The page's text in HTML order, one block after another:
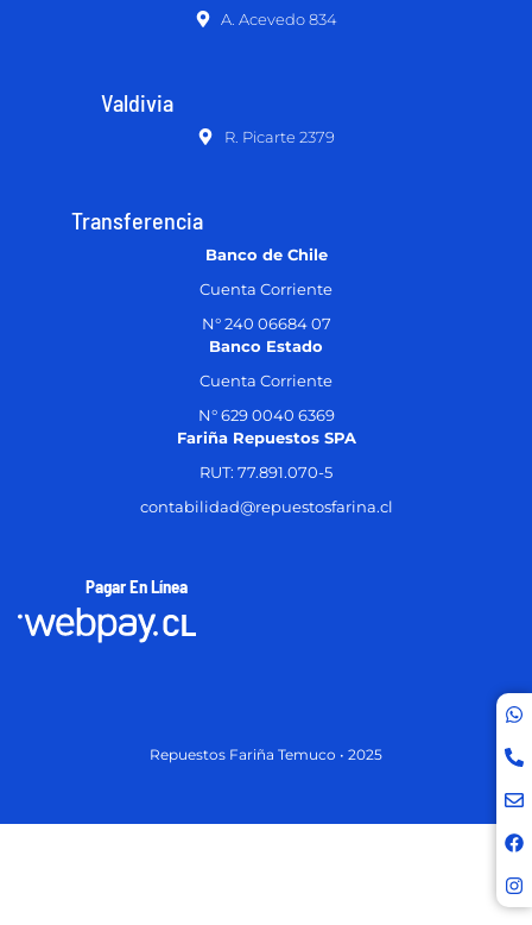
A. Acevedo 834
Valdivia
R. Picarte 2379
Transferencia
Banco de Chile
Cuenta Corriente
N° 240 06684 07
Banco Estado
Cuenta Corriente
N° 629 0040 6369
Fariña Repuestos SPA
RUT: 77.891.070-5
contabilidad@repuestosfarina.cl
Pagar En Línea
Repuestos Fariña Temuco • 2025